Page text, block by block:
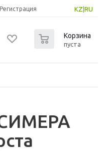
KZ RU
Регистрация
Корзина
пуста